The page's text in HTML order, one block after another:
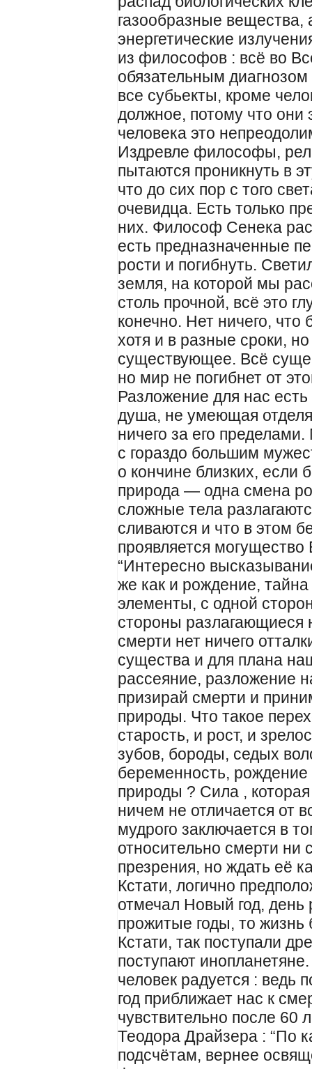
газообразные
энергетические
из философов : всё во
обязательным
все субьекты, кроме
должное, потому что они
человека это
Издревле философы,
пытаются проникнуть в
что до сих пор с того
очевидца. Есть только
них. Философ Сенека
есть предназначенные
рости и погибнуть.
земля, на которой мы
столь прочной, всё это
конечно. Нет ничего,
хотя и в разные сроки,
существующее. Всё
но мир не погибнет от
Разложение для нас
душа, не умеющая
ничего за его
с гораздо большим
о кончине близких,
природа — одна смена
сложные тела
сливаются и что в этом
проявляется
“Интересно
же как и рождение,
элементы, с одной
стороны разлагающиеся
смерти нет ничего
существа и для плана
рассеяние, разложение
призирай смерти и
природы. Что такое
старость, и рост, и
зубов, бороды, седых
беременность, рождение
природы ? Сила ,
ничем не отличается от
мудрого заключается в
относительно смерти ни
презрения, но ждать её
Кстати, логично
отмечал Новый год, день
прожитые годы, то жизнь
Кстати, так поступали
поступают
человек радуется : ведь
год приближает нас к
чувствительно после 60
Теодора Драйзера : “По
подсчётам, вернее